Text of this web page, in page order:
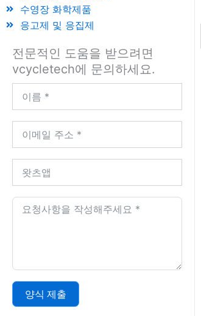
수영장 화학제품
응고제 및 응집제
전문적인 도움을 받으려면
vcycletech에 문의하세요.
양식 제출